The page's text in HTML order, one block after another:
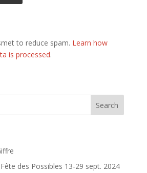
to reduce spam. Learn how
is processed.
des Possibles 13-29 sept. 2024